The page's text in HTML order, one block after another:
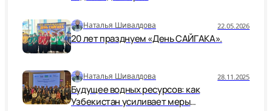
Наталья Шивалдова 22.05.2026
20 лет празднуем «День САЙГАКА».
Наталья Шивалдова 28.11.2025
Будущее водных ресурсов: как
Узбекистан усиливает меры